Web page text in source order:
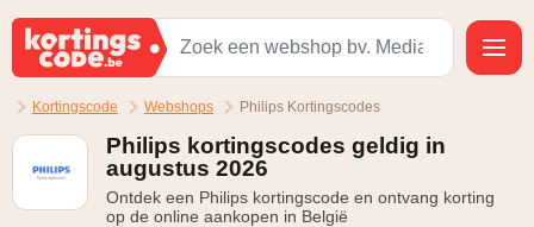
Kortingscode Webshops Philips Kortingscodes
Philips kortingscodes geldig in
augustus 2026
Ontdek een Philips kortingscode en ontvang korting
op de online aankopen in België